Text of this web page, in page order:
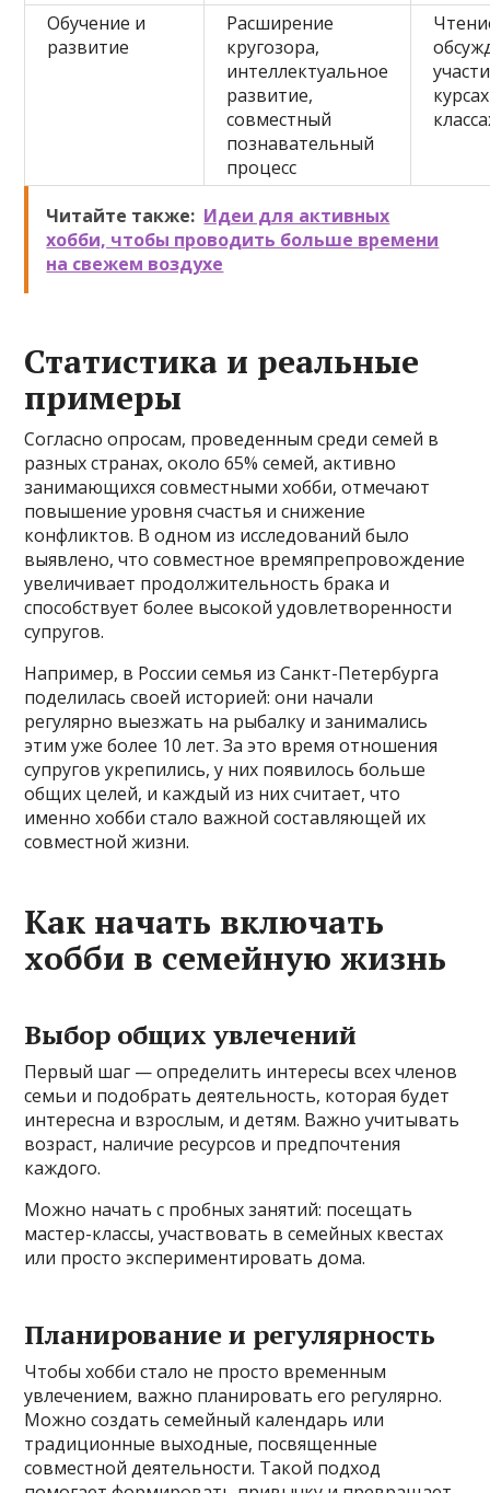
Обучение и
развитие
Расширение
кругозора,
интеллектуальное
развитие,
совместный
познавательный
процесс
Читайте также: Идеи для активных
хобби, чтобы проводить больше времени
на свежем воздухе
Статистика и реальные
примеры
Согласно опросам, проведенным среди семей в
разных странах, около 65% семей, активно
занимающихся совместными хобби, отмечают
повышение уровня счастья и снижение
конфликтов. В одном из исследований было
выявлено, что совместное времяпрепровождение
увеличивает продолжительность брака и
способствует более высокой удовлетворенности
супругов.
Например, в России семья из Санкт-Петербурга
поделилась своей историей: они начали
регулярно выезжать на рыбалку и занимались
этим уже более 10 лет. За это время отношения
супругов укрепились, у них появилось больше
общих целей, и каждый из них считает, что
именно хобби стало важной составляющей их
совместной жизни.
Как начать включать
хобби в семейную жизнь
Выбор общих увлечений
Первый шаг — определить интересы всех членов
семьи и подобрать деятельность, которая будет
интересна и взрослым, и детям. Важно учитывать
возраст, наличие ресурсов и предпочтения
каждого.
Можно начать с пробных занятий: посещать
мастер-классы, участвовать в семейных квестах
или просто экспериментировать дома.
Планирование и регулярность
Чтобы хобби стало не просто временным
увлечением, важно планировать его регулярно.
Можно создать семейный календарь или
традиционные выходные, посвященные
совместной деятельности. Такой подход